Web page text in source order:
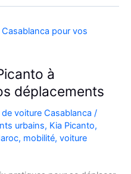
à
déplacements
voiture Casablanca /
urbains, Kia Picanto,
, mobilité, voiture